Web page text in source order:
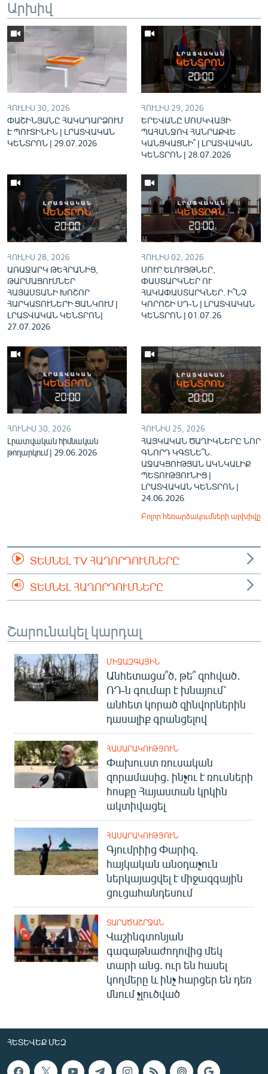
English
Русский
ՀԵՏԵՎԵՔ ՄԵԶ
«Ազատության» բոլոր կայքերը
Արխիվ
ՀՈՒԼԻՍ 30, 2026
ՓԱՇԻՆՅԱՆԸ ՀԱԿԱԴԱՐՁՈՒՄ
Է ՊՈՒՏԻՆԻՆ | ԼՐԱՏՎԱԿԱՆ
ԿԵՆՏՐՈՆ | 29.07.2026
ՀՈՒԼԻՍ 29, 2026
ԵՐԵՎԱՆԸ ՄՈՍԿՎԱՅԻ
ՊԱՀԱՆՋՈՎ ՀԱՆՐԱՔՎԵ
ԿԱՆՑԿԱՑՆԻ՞ | ԼՐԱՏՎԱԿԱՆ
ԿԵՆՏՐՈՆ | 28.07.2026
ՀՈՒԼԻՍ 28, 2026
ԱՌԱՋԱՐԿ ԹԵՀՐԱՆԻՑ,
ԹԱՐՄԱՑՈՒՄՆԵՐ
ՀԱՅԱՍՏԱՆԻ ԽՈՇՈՐ
ՀԱՐԿԱՏՈՒՆԵՐԻ ՑԱՆԿՈՒՄ |
ԼՐԱՏՎԱԿԱՆ ԿԵՆՏՐՈՆ|
27.07.2026
ՀՈՒԼԻՍ 02, 2026
ՍՈՒՐ ԵԼՈՒՅԹՆԵՐ,
ՓԱՍՏԱՐԿՆԵՐ ՈՒ
ՀԱԿԱՓԱՍՏԱՐԿՆԵՐ. Ի՞ՆՉ
ԿՈՐՈՇԻ ՍԴ-Ն | ԼՐԱՏՎԱԿԱՆ
ԿԵՆՏՐՈՆ | 01.07.26
ՀՈՒՆԻՍ 30, 2026
Լրատվական հիմնական
թողարկում | 29.06.2026
ՀՈՒՆԻՍ 25, 2026
ՀԱՅԿԱԿԱՆ ԾԱՂԻԿՆԵՐԸ ՆՈՐ
ԳՆՈՐԴ ԿԳՏՆԵ՞Ն.
ԱՋԱԿՑՈՒԹՅԱՆ ԱԿՆԿԱԼԻՔ
ՊԵՏՈՒԹՅՈՒՆԻՑ |
ԼՐԱՏՎԱԿԱՆ ԿԵՆՏՐՈՆ |
24.06.2026
Բոլոր հեռարձակումների արխիվը
ՏԵՍՆԵԼ TV ՀԱՂՈՐԴՈՒՄՆԵՐԸ
ՏԵՍՆԵԼ ՀԱՂՈՐԴՈՒՄՆԵՐԸ
Շարունակել կարդալ
ՄԻՋԱԶԳԱՅԻՆ
Անհետացա՞ծ, թե՞ զոհված․
ՌԴ-ն գումար է խնայում՝
անհետ կորած զինվորներին
դասալիք գրանցելով
ՀԱՍԱՐԱԿՈՒԹՅՈՒՆ
Փախուստ ռուսական
զորամասից. ինչու է ռուսների
հոսքը Հայաստան կրկին
ակտիվացել
ՀԱՍԱՐԱԿՈՒԹՅՈՒՆ
Գյումրիից Փարիզ․
հայկական անօդաչուն
ներկայացվել է միջազգային
ցուցահանդեսում
ՏԱՐԱԾԱՇՐՋԱՆ
Վաշինգտոնյան
գագաթնաժողովից մեկ
տարի անց. ուր են հասել
կողմերը և ինչ հարցեր են դեռ
մնում չլուծված
ՀԵՏԵՎԵՔ ՄԵԶ